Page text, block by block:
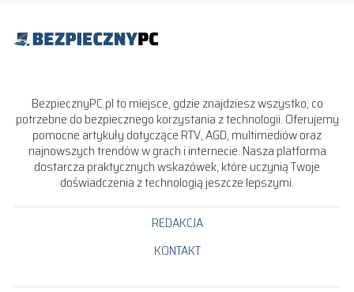
BezpiecznyPC.pl to miejsce, gdzie znajdziesz wszystko, co
potrzebne do bezpiecznego korzystania z technologii. Oferujemy
pomocne artykuły dotyczące RTV, AGD, multimediów oraz
najnowszych trendów w grach i internecie. Nasza platforma
dostarcza praktycznych wskazówek, które uczynią Twoje
doświadczenia z technologią jeszcze lepszymi.
REDAKCJA
KONTAKT